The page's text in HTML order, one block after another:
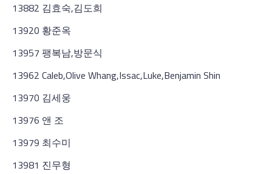
13882 김효숙,김도희
13920 황준옥
13957 팽복남,방문식
13962 Caleb,Olive Whang,Issac,Luke,Benjamin Shin
13970 김세웅
13976 앤 조
13979 최수미
13981 진무형